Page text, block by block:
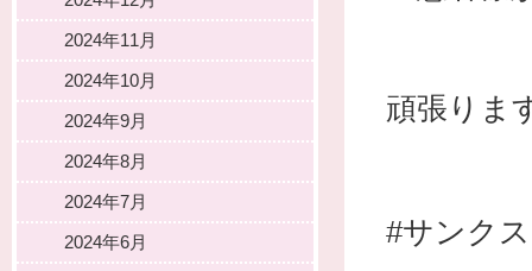
頑張りま
#サンク
2024年11月
2024年10月
2024年9月
2024年8月
2024年7月
2024年6月